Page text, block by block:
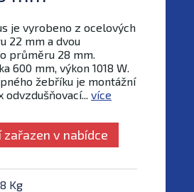
je vyrobeno z ocelových
22 mm a dvou
průměru 28 mm.
600 mm, výkon 1018 W.
žebříku je montážní
odvzdušňovací... více
v nabídce
Kg